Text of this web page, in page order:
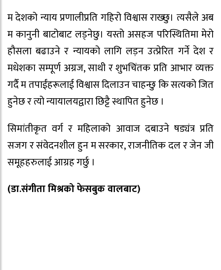
म देशको न्याय प्रणालीप्रति गहिरो विश्वास राख्छु। त्यसैले अब
म कानुनी बाटोबाट लड्नेछु। यस्तो असहज परिस्थितिमा मेरो
हौसला बढाउने र न्यायको लागि लड़न उत्प्रेरित गर्ने देश र
मधेशका सम्पूर्ण अग्रज, साथी र शुभचिंतक प्रति आभार व्यक्त
गर्दै म तपाईंहरूलाई विश्वास दिलाउन चाहन्छु कि सत्यको जित
हुनेछ र त्यो न्यायालयद्वारा छिट्टै स्थापित हुनेछ ।
सिमांतीकृत वर्ग र महिलाको आवाज दबाउने षड्यंत्र प्रति
सजग र संवेदनशील हुन म सरकार, राजनीतिक दल र जेन जी
समूहहरुलाई आग्रह गर्छु ।
(डा.संगीता मिश्रको फेसबुक वालबाट)